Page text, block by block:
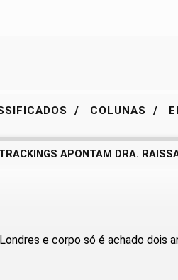
/ COLUNAS /
APONTAM DRA. RAISSA